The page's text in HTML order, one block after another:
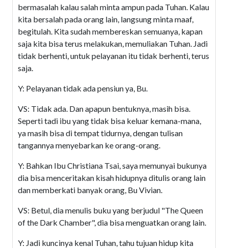
bermasalah kalau salah minta ampun pada Tuhan. Kalau
kita bersalah pada orang lain, langsung minta maaf,
begitulah. Kita sudah membereskan semuanya, kapan
saja kita bisa terus melakukan, memuliakan Tuhan. Jadi
tidak berhenti, untuk pelayanan itu tidak berhenti, terus
saja.
Y: Pelayanan tidak ada pensiun ya, Bu.
VS: Tidak ada. Dan apapun bentuknya, masih bisa.
Seperti tadi ibu yang tidak bisa keluar kemana-mana,
ya masih bisa di tempat tidurnya, dengan tulisan
tangannya menyebarkan ke orang-orang.
Y: Bahkan Ibu Christiana Tsai, saya memunyai bukunya
dia bisa menceritakan kisah hidupnya ditulis orang lain
dan memberkati banyak orang, Bu Vivian.
VS: Betul, dia menulis buku yang berjudul "The Queen
of the Dark Chamber", dia bisa menguatkan orang lain.
Y: Jadi kuncinya kenal Tuhan, tahu tujuan hidup kita